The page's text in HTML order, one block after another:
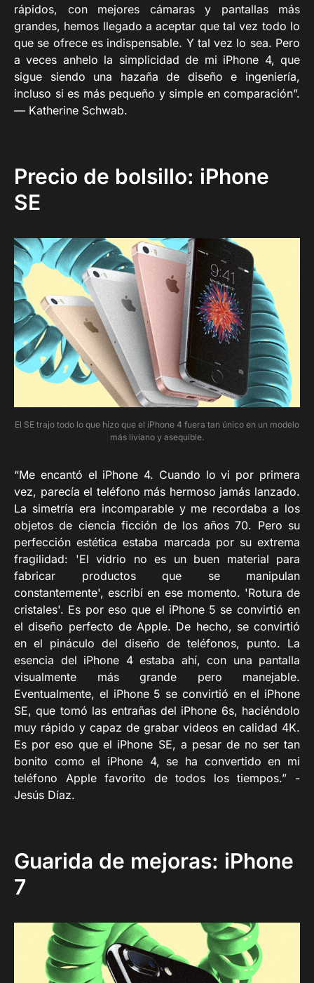
rápidos, con mejores cámaras y pantallas más
grandes, hemos llegado a aceptar que tal vez todo lo
que se ofrece es indispensable. Y tal vez lo sea. Pero
a veces anhelo la simplicidad de mi iPhone 4, que
sigue siendo una hazaña de diseño e ingeniería,
incluso si es más pequeño y simple en comparación”.
— Katherine Schwab.
Precio de bolsillo: iPhone
SE
El SE trajo todo lo que hizo que el iPhone 4 fuera tan único en un modelo
más liviano y asequible.
“Me encantó el iPhone 4. Cuando lo vi por primera
vez, parecía el teléfono más hermoso jamás lanzado.
La simetría era incomparable y me recordaba a los
objetos de ciencia ficción de los años 70. Pero su
perfección estética estaba marcada por su extrema
fragilidad: 'El vidrio no es un buen material para
fabricar productos que se manipulan
constantemente', escribí en ese momento. 'Rotura de
cristales'. Es por eso que el iPhone 5 se convirtió en
el diseño perfecto de Apple. De hecho, se convirtió
en el pináculo del diseño de teléfonos, punto. La
esencia del iPhone 4 estaba ahí, con una pantalla
visualmente más grande pero manejable.
Eventualmente, el iPhone 5 se convirtió en el iPhone
SE, que tomó las entrañas del iPhone 6s, haciéndolo
muy rápido y capaz de grabar videos en calidad 4K.
Es por eso que el iPhone SE, a pesar de no ser tan
bonito como el iPhone 4, se ha convertido en mi
teléfono Apple favorito de todos los tiempos.” -
Jesús Díaz.
Guarida de mejoras: iPhone
7